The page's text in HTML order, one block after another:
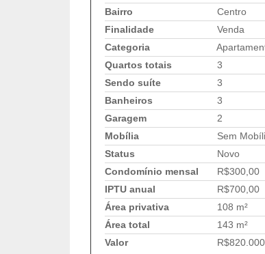
Bairro
Centro
Finalidade
Venda
Categoria
Quartos totais
3
Sendo suíte
3
Banheiros
3
Garagem
2
Mobília
Sem
Status
Novo
Condomínio mensal
R$300,00
IPTU anual
R$700,00
Área privativa
108 m²
Área total
143 m²
Valor